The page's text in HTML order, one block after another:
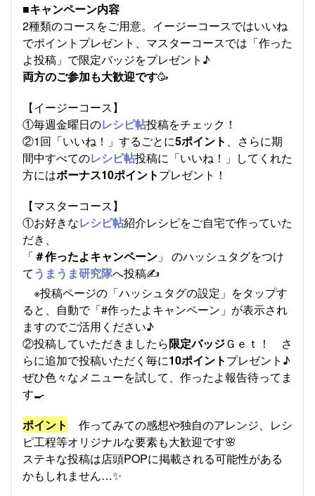
■キャンペーン内容
2種類のコースをご用意。イージーコースではいいね
でポイントプレゼント、マスターコースでは「作った
よ投稿」で限定バッジをプレゼント♪
両方のご参加も大歓迎です🥳
【イージーコース】
①毎週金曜日のレシピ帖投稿をチェック！
②1回「いいね！」するごとに5ポイント 、さらに期
間中すべてのレシピ帖投稿に「いいね！」してくれた
方にはボーナス10ポイントプレゼント！
【マスターコース】
①お好きなレシピ帖紹介レシピをご自宅で作っていた
だき、
「＃作ったよキャンペーン 」 のハッシュタグをつけ
てうまうま研究隊へ投稿✍
※投稿ページの「ハッシュタグの設定」をタップす
ると、自動で「#作ったよキャンペーン」が表示され
ますのでご活用ください♪
②投稿していただきましたら限定バッジＧｅｔ！ さ
らに追加で投稿いただく毎に10ポイントプレゼント♪
ぜひ色々なメニューを試して、作ったよ報告待ってま
す🍳
ポイント
作ってみての感想や独自のアレンジ、レシ
ピ工程等オリジナルな要素も大歓迎です🌸
ステキな投稿は店頭POPに掲載される可能性がある
かもしれません…✨